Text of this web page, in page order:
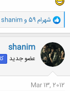
و
ا
ک
ن
ش
ه
ا
شهرام 59 و shanim
shanim
عضو جدید
Mar 13, 2012